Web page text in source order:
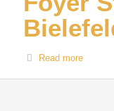
Read more